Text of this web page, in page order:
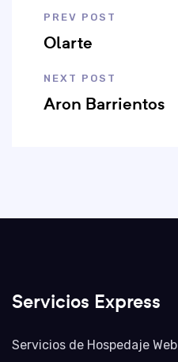
PREV POST
Olarte
NEXT POST
Aron Barrientos
Servicios Express
Servicios de Hospedaje Web